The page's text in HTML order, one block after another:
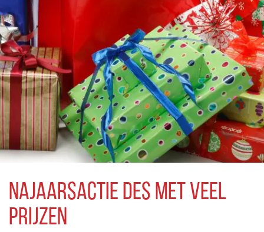
Najaarsactie DES met veel
prijzen